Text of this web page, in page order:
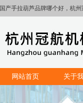
国产手拉葫芦品牌哪个好，杭
网站首页 关于